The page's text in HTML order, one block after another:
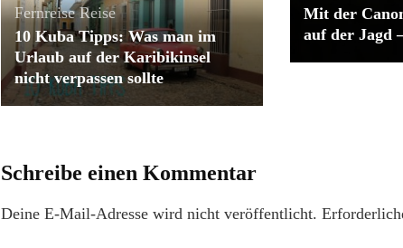
Fernreise Reise
10 Kuba Tipps: Was man im
Urlaub auf der Karibikinsel
nicht verpassen sollte
Mit der
auf der Jagd
Schreibe einen Kommentar
Deine E-Mail-Adresse wird nicht veröffentlicht.